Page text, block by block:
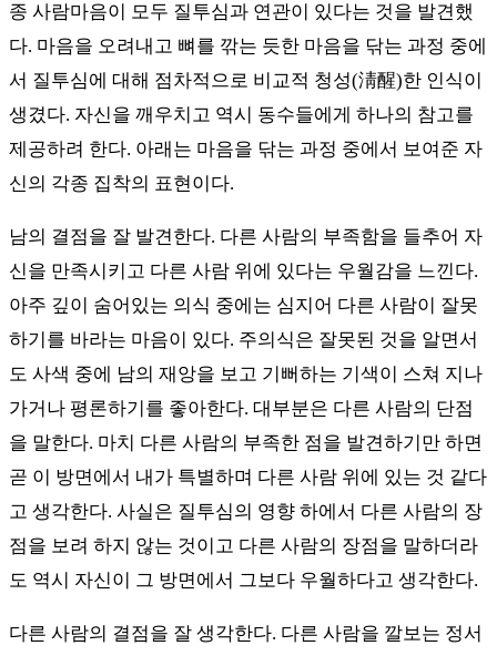
종 사람마음이 모두 질투심과 연관이 있다는 것을 발견했
다. 마음을 오려내고 뼈를 깎는 듯한 마음을 닦는 과정 중에
서 질투심에 대해 점차적으로 비교적 청성(淸醒)한 인식이
생겼다. 자신을 깨우치고 역시 동수들에게 하나의 참고를
제공하려 한다. 아래는 마음을 닦는 과정 중에서 보여준 자
신의 각종 집착의 표현이다.
남의 결점을 잘 발견한다. 다른 사람의 부족함을 들추어 자
신을 만족시키고 다른 사람 위에 있다는 우월감을 느낀다.
아주 깊이 숨어있는 의식 중에는 심지어 다른 사람이 잘못
하기를 바라는 마음이 있다. 주의식은 잘못된 것을 알면서
도 사색 중에 남의 재앙을 보고 기뻐하는 기색이 스쳐 지나
가거나 평론하기를 좋아한다. 대부분은 다른 사람의 단점
을 말한다. 마치 다른 사람의 부족한 점을 발견하기만 하면
곧 이 방면에서 내가 특별하며 다른 사람 위에 있는 것 같다
고 생각한다. 사실은 질투심의 영향 하에서 다른 사람의 장
점을 보려 하지 않는 것이고 다른 사람의 장점을 말하더라
도 역시 자신이 그 방면에서 그보다 우월하다고 생각한다.
다른 사람의 결점을 잘 생각한다. 다른 사람을 깔보는 정서